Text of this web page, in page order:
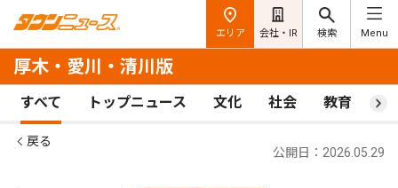
エリア 会社・IR 検索 Menu
厚木・愛川・清川版
すべて トップニュース 文化 社会 教育 ス
戻る
公開日：2026.05.29